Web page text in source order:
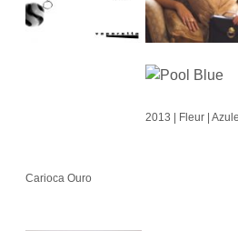
Carioca Ouro